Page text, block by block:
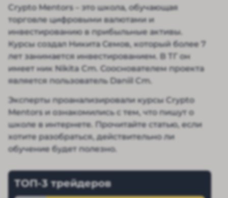
Crypto Mentors – это школа, обучающая
торговле цифровыми валютами и
инвестированию в прибыльные активы.
Курсы создал Никита Семов, который более 7
лет занимается инвестированием. В ТГ он
имеет ник Nikita Cm. Сооснователем проекта
является пользователь Daniil Cm.
Эксперты проанализировали курсы Crypto
Mentors и ознакомились с тем, что пишут о
школе в интернете. Прочитайте статью, если
хотите разобраться, действительно ли
обучение будет полезно.
ТОП-3 трейдеров